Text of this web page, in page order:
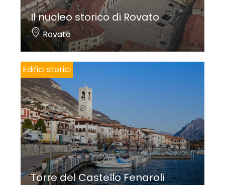
Il nucleo storico di Rovato
Rovato
Edifici storici
Torre del Castello Fenaroli